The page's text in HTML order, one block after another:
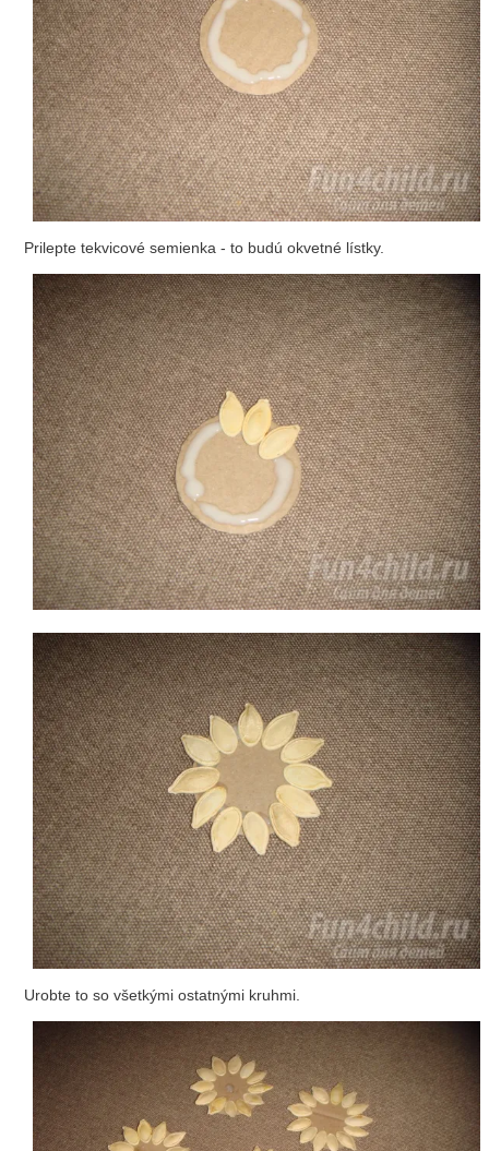
Prilepte tekvicové semienka - to budú okvetné lístky.
Urobte to so všetkými ostatnými kruhmi.